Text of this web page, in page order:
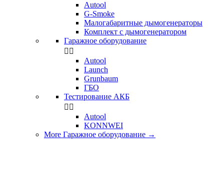
Аutool
G-Smoke
Малогабаритные дымогенераторы
Комплект с дымогенератором
Гаражное оборудование
 
Autool
Launch
Grunbaum
ГБО
Тестирование АКБ
 
Autool
KONNWEI
More Гаражное оборудование →